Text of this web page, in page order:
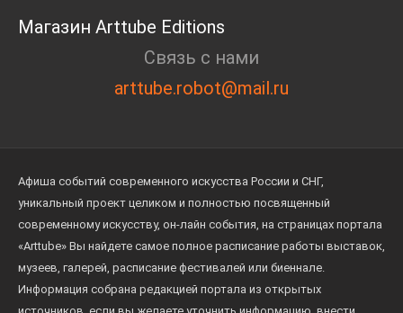
Магазин Arttube Editions
Связь с нами
arttube.robot@mail.ru
Афиша событий современного искусства России и СНГ,
уникальный проект целиком и полностью посвященный
современному искусству, он-лайн события, на страницах портала
«Arttube» Вы найдете самое полное расписание работы выставок,
музеев, галерей, расписание фестивалей или биеннале.
Информация собрана редакцией портала из открытых